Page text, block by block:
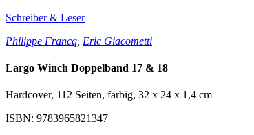
Schreiber & Leser
Philippe Francq Eric Giacometti
Largo Winch Doppelband 17 & 18
Hardcover, 112 Seiten, farbig, 32 x 24 x 1,4 cm
ISBN: 9783965821347